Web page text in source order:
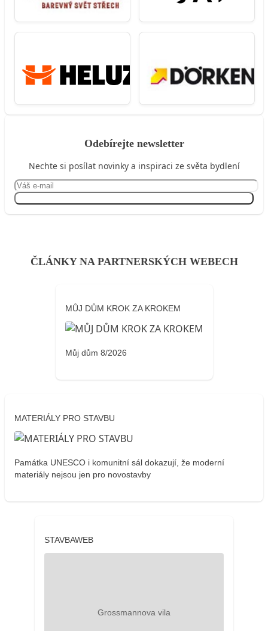
Odebírejte newsletter
Nechte si posílat novinky a inspiraci ze světa bydlení
ČLÁNKY NA PARTNERSKÝCH WEBECH
MŮJ DŮM KROK ZA KROKEM
Můj dům 8/2026
MATERIÁLY PRO STAVBU
Památka UNESCO i komunitní sál dokazují, že moderní
materiály nejsou jen pro novostavby
STAVBAWEB